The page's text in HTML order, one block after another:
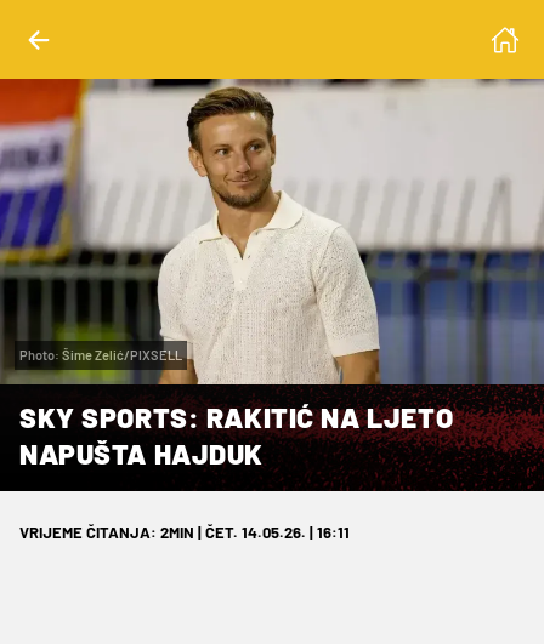
Photo: Šime Zelić/PIXSELL
SKY SPORTS: RAKITIĆ NA LJETO
NAPUŠTA HAJDUK
VRIJEME ČITANJA: 2MIN | ČET. 14.05.26. | 16:11